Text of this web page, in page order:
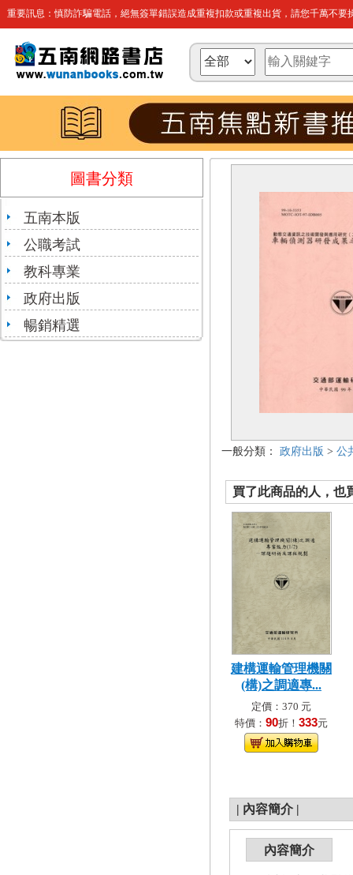
重要訊息：慎防詐騙電話，絕無簽單錯誤造成重複扣款或重複出貨，請您千萬不要
圖書分類
五南本版
公職考試
教科專業
政府出版
暢銷精選
一般分類： 政府出版 > 公
買了此商品的人，也
建構運輸管理機關
(構)之調適專...
定價：370 元
特價： 90折！ 333元
| 內容簡介 |
內容簡介